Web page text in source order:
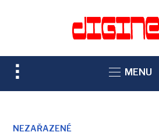
TOGGLE
SIDEBAR
NAVIGATION
MENU
NEZAŘAZENÉ